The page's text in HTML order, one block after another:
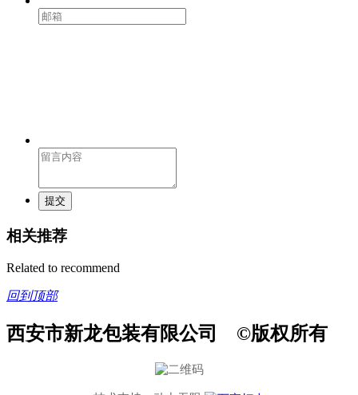
提交
相关推荐
Related to recommend
回到顶部
西安市新龙包装有限公司 ©版权所有